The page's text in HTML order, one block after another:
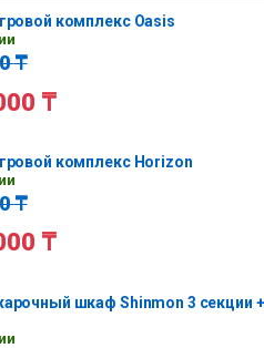
комплекс Oasis
₸
₸
комплекс Horizon
₸
₸
шкаф Shinmon 3 секции